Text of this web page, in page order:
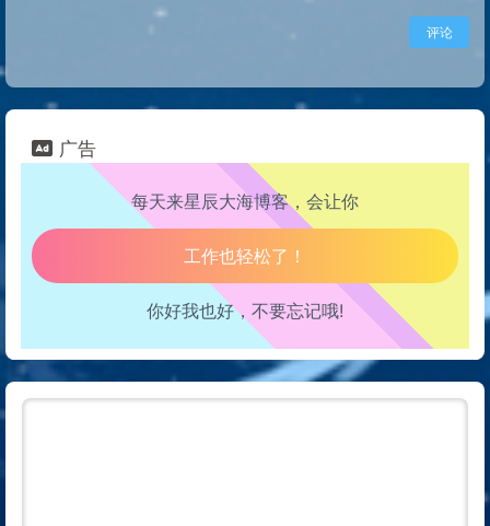
评论
广告
每天来星辰大海博客，会让你
心情也舒畅了！
腿也不痛了！
腰也不酸了！
工作也轻松了！
你好我也好，不要忘记哦!